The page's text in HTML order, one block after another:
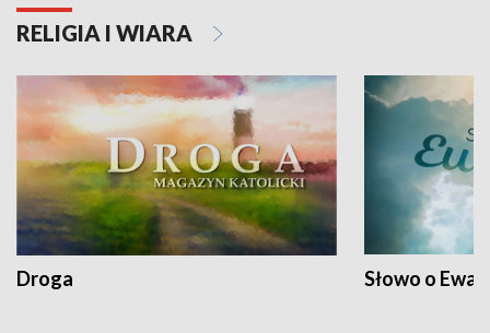
RELIGIA I WIARA
Droga Słowo o